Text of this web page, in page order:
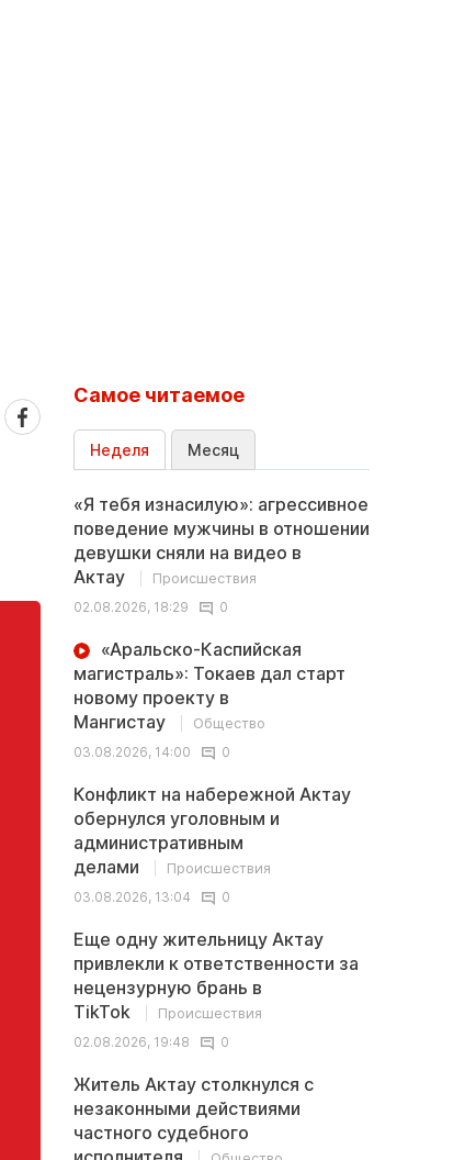
Самое читаемое
Неделя Месяц
«Я тебя изнасилую»: агрессивное
поведение мужчины в отношении
девушки сняли на видео в
Актау
Происшествия
02.08.2026, 18:29
0
«Аральско-Каспийская
магистраль»: Токаев дал старт
новому проекту в
Мангистау
Общество
03.08.2026, 14:00
0
Конфликт на набережной Актау
обернулся уголовным и
административным
делами
Происшествия
03.08.2026, 13:04
0
Еще одну жительницу Актау
привлекли к ответственности за
нецензурную брань в
TikTok
Происшествия
02.08.2026, 19:48
0
Житель Актау столкнулся с
незаконными действиями
частного судебного